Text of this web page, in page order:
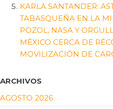
KARLA SANTANDER:
TABASQUEÑA EN LA
POZOL, NASA Y
MÉXICO CERCA DE
MOVILIZACIÓN DE
ARCHIVOS
AGOSTO 2026